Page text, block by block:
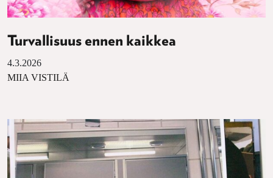
Turvallisuus ennen kaikkea
4.3.2026
MIIA VISTILÄ